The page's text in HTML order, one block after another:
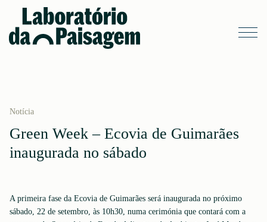
Notícia
Green Week – Ecovia de Guimarães
inaugurada no sábado
A primeira fase da Ecovia de Guimarães será inaugurada no próximo
sábado, 22 de setembro, às 10h30, numa cerimónia que contará com a